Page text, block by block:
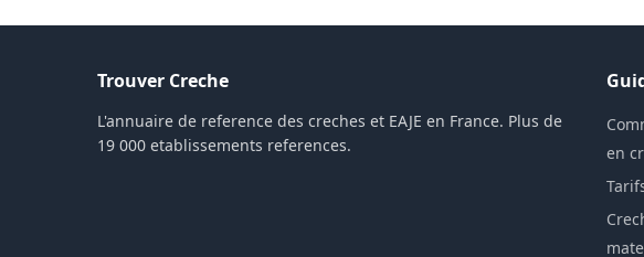
Trouver Creche
L'annuaire de reference des creches et EAJE en France. Plus de
19 000 etablissements references.
en